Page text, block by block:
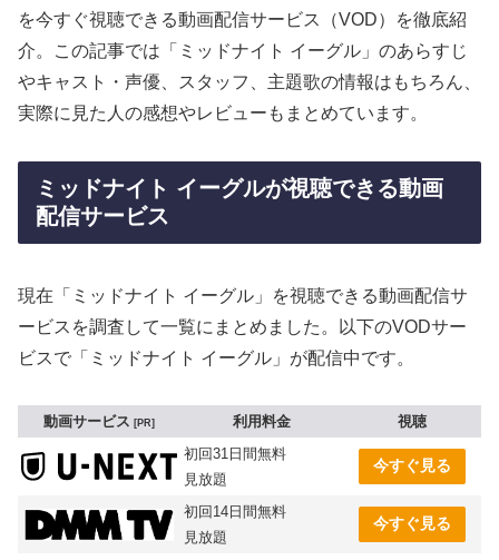
を今すぐ視聴できる動画配信サービス（VOD）を徹底紹
介。この記事では「ミッドナイト イーグル」のあらすじ
やキャスト・声優、スタッフ、主題歌の情報はもちろん、
実際に見た人の感想やレビューもまとめています。
ミッドナイト イーグルが視聴できる動画
配信サービス
現在「ミッドナイト イーグル」を視聴できる動画配信サ
ービスを調査して一覧にまとめました。以下のVODサー
ビスで「ミッドナイト イーグル」が配信中です。
動画サービス PR 利用料金
視聴
初回31日間無料
見放題
今すぐ見る
初回14日間無料
見放題
今すぐ見る